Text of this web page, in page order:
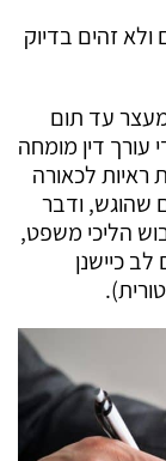
זהים בדיוק
עד תום
עורך דין מומחה
ראיות לכאורה
שהוגש, ודבר
הליכי משפט,
כיישנן